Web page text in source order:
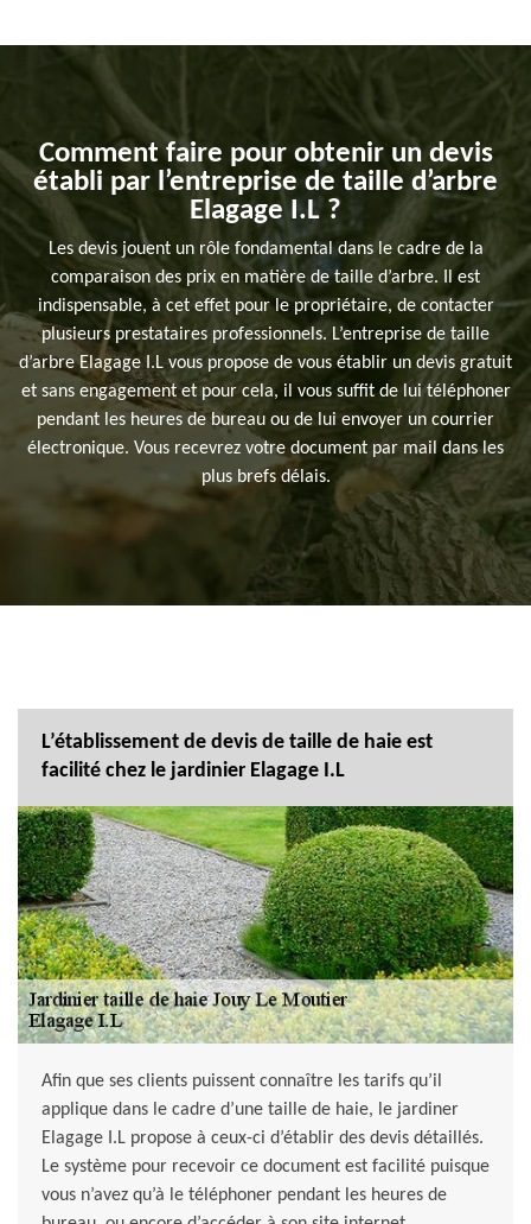
Comment faire pour obtenir un devis
établi par l’entreprise de taille d’arbre
Elagage I.L ?
Les devis jouent un rôle fondamental dans le cadre de la
comparaison des prix en matière de taille d’arbre. Il est
indispensable, à cet effet pour le propriétaire, de contacter
plusieurs prestataires professionnels. L’entreprise de taille
d’arbre Elagage I.L vous propose de vous établir un devis gratuit
et sans engagement et pour cela, il vous suffit de lui téléphoner
pendant les heures de bureau ou de lui envoyer un courrier
électronique. Vous recevrez votre document par mail dans les
plus brefs délais.
L’établissement de devis de taille de haie est
facilité chez le jardinier Elagage I.L
Afin que ses clients puissent connaître les tarifs qu’il
applique dans le cadre d’une taille de haie, le jardiner
Elagage I.L propose à ceux-ci d’établir des devis détaillés.
Le système pour recevoir ce document est facilité puisque
vous n’avez qu’à le téléphoner pendant les heures de